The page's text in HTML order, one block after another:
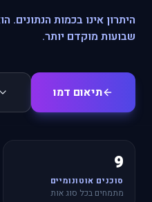
היתרון אינו בכמות
שבועות מוקדם יותר.
תיאום דמו
9
סוכנים אוטונומיים
מתמחים בכל סוג אות